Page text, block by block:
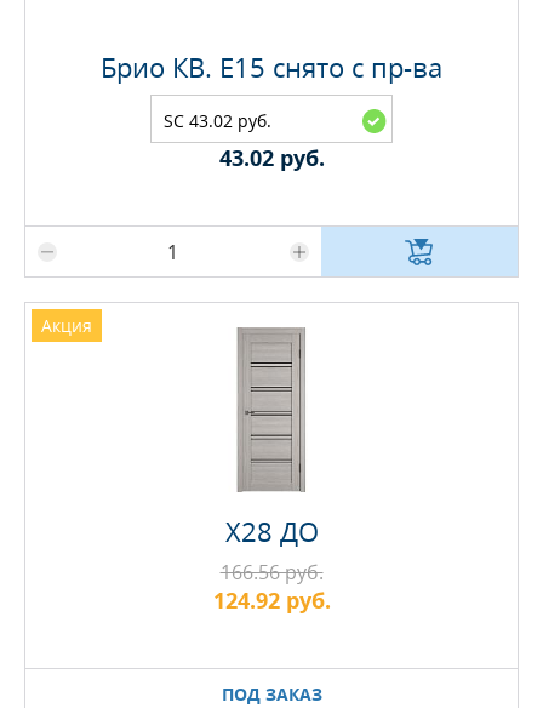
Брио КВ. E15 снято с пр-ва
SC 43.02 руб.
43.02 руб.
Акция
Х28 ДО
ПОД ЗАКАЗ
166.56 руб.
124.92 руб.